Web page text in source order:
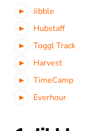
Jibble
Hubstaff
Toggl Track
Harvest
TimeCamp
Everhour